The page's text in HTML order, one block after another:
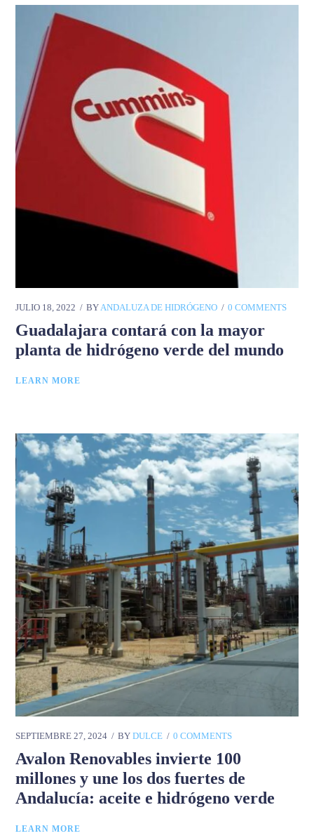
JULIO 18, 2022 BY ANDALUZA DE HIDRÓGENO 0 COMMENTS
Guadalajara contará con la mayor
planta de hidrógeno verde del mundo
LEARN MORE
SEPTIEMBRE 27, 2024 BYDULCE 0 COMMENTS
Avalon Renovables invierte 100
millones y une los dos fuertes de
Andalucía: aceite e hidrógeno verde
LEARN MORE